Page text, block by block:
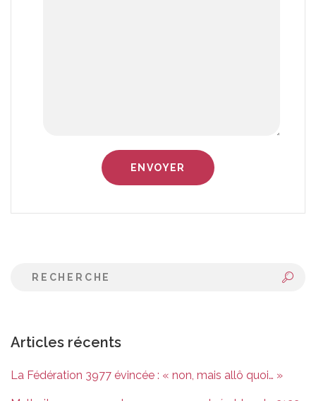
Articles récents
La Fédération 3977 évincée : « non, mais allô quoi… »